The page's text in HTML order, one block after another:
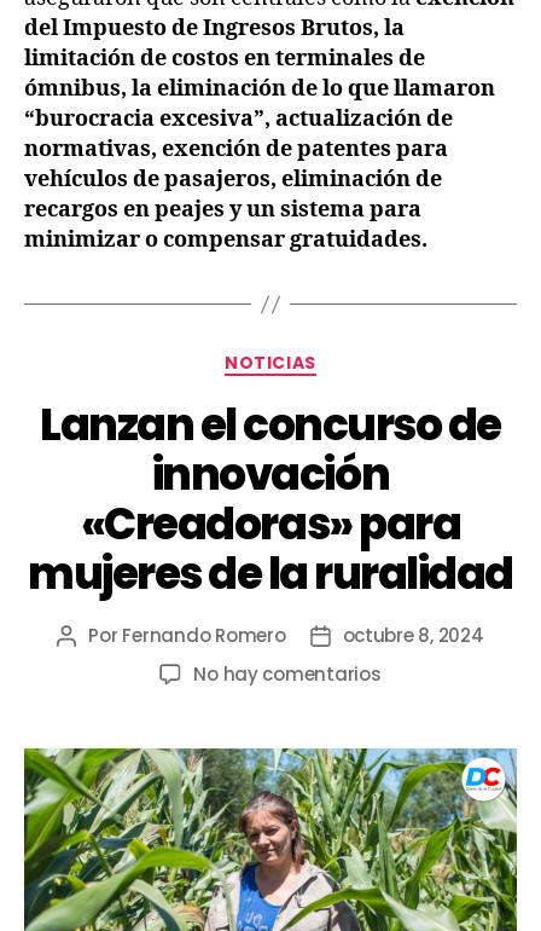
del Impuesto de Ingresos Brutos, la
limitación de costos en terminales de
ómnibus, la eliminación de lo que llamaron
“burocracia excesiva”, actualización de
normativas, exención de patentes para
vehículos de pasajeros, eliminación de
recargos en peajes y un sistema para
minimizar o compensar gratuidades.
NOTICIAS
Lanzan el concurso de
innovación
«Creadoras» para
mujeres de la ruralidad
Por Fernando Romero
octubre 8, 2024
No hay comentarios